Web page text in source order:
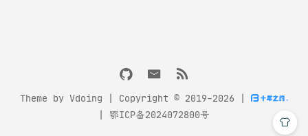
Theme by Vdoing | Copyright © 2019-2026
鄂ICP备2024072800号